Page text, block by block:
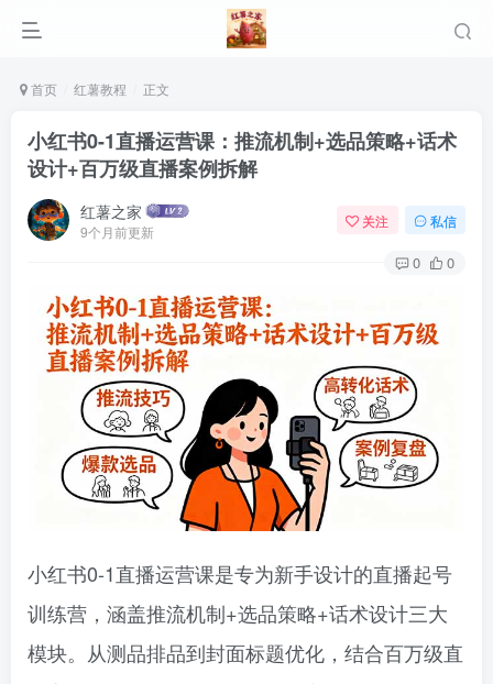
首页 红薯教程 正文
小红书0-1直播运营课：推流机制+选品策略+话术
设计+百万级直播案例拆解
红薯之家
9个月前更新
关注 私信
0 0
小红书0-1直播运营课是专为新手设计的直播起号
训练营，涵盖推流机制+选品策略+话术设计三大
模块。从测品排品到封面标题优化，结合百万级直